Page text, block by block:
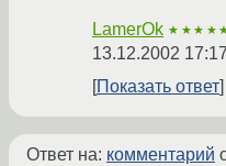
LamerOk
13.12.2002
Показать ответ
Ответ на: комментарий